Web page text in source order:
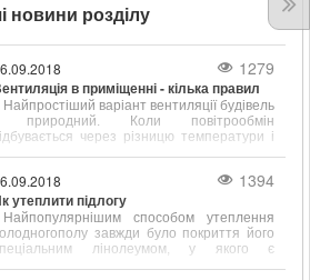
новини розділу
1279
в приміщенні - кілька правил
Найпростіший варіант вентиляції будівель
природний. Коли повітрообмін
через різницю температури і
1394
утеплити підлогу
Найпопулярнішим способом утеплення
завжди було покриття його
лінолеумом, у якого є